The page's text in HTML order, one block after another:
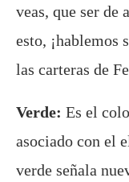
veas, que ser de
esto, ¡hablemos
las carteras de
Verde: Es el
asociado con el
verde señala